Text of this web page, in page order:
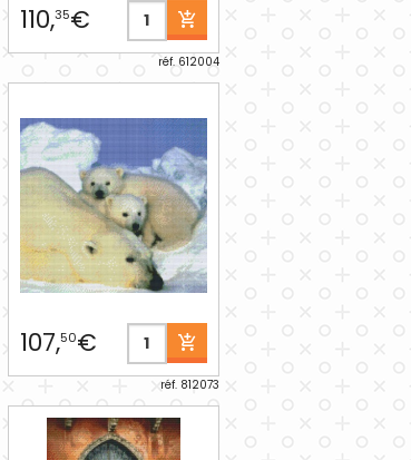
110,35€
réf. 612004
107,50€
réf. 812073